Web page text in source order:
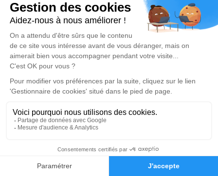
Faire-part Hommages
anecdote ou exprimer vos pensées à travers des
poèmes ou des textes. Cet endroit est un lieu
d'expression dédié à honorer la mémoire de Christian
ANDRE.
Un service de plantation d’arbre hommage est
disponible ici.
Je rends hommage
Cérémonie religieuse
Paroisse Saints Pierre et Paul de Païolive de
Beaulieu